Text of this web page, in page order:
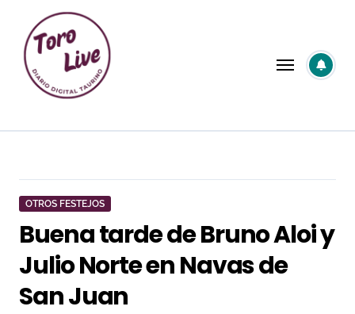
contenido
OTROS FESTEJOS
Buena tarde de Bruno Aloi y
Julio Norte en Navas de
San Juan